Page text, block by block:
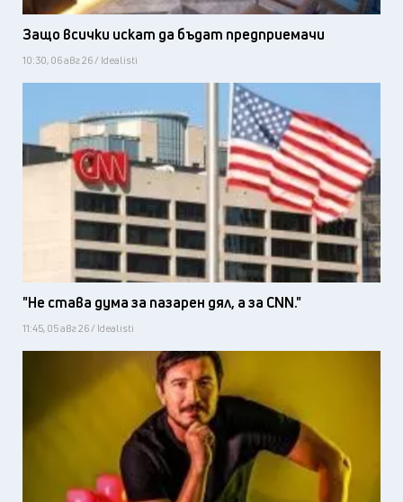
Защо всички искат да бъдат предприемачи
10:30, 06 авг 26 / Idealisti
"Не става дума за пазарен дял, а за CNN."
11:45, 05 авг 26 / Idealisti